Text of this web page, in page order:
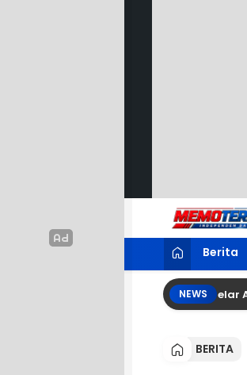
Independen
Berita
NEWS
Besar Tetty Tambayung Menggelar
BERITA